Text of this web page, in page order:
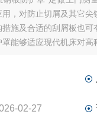
，对防止切屑及其它尖
施及合适的刮屑板也可
能够适应现代机床对高
02-27